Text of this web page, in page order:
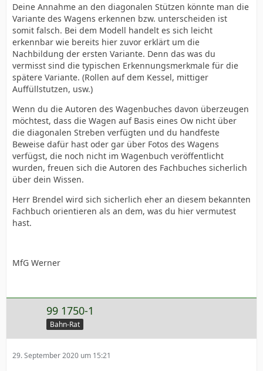
Durch die Nachbildung genau dieser Strebe kann es
sich meiner Meinung nach nur um einen Wagen der
Nachbauserie handeln, dieser müsste dann aber
andere Kessel besitzen.
Der Vergleich mit TM ist eben nicht ein Vergleich von
Äpfeln mit Birnen, denn der neu konstruierte Kessel
besitzt, abgesehen von der besseren Bedruckung,
keinen Unterschied zu dem von Technomodell. Mag
sein, dass er den korrekten Durchmesser hat und die
Form- und Gusstechnik mittlerweile detailierter ist. Aber
für einen im Jahre 2020 konstruierten Kessel gehören
das Mannloch und die Nieten einfach dazu. Es gibt
heutzutage so viele Möglichkeiten, von 3D-Druck, über
fräsen oder Ms-Feinguss, da sollte ein Kesselwagen
Zumindest in dieser Preisklasse kann man so etwas
meiner Meinung nach erwarten.
Nur damit kein falscher Eindruck entsteht - ich mag die
Modelle der Manufaktur Neustadt sehr und bin selber
stolzer Besitzer von mehreren Wagen. Aber beim
Fäkalienwagen stimmt meiner Meinung nach das Preis-
/ Leistungsverhältnis nicht.
MfG Ronny
Deine Annahme an den diagonalen Stützen könnte man die
Variante des Wagens erkennen bzw. unterscheiden ist
somit falsch. Bei dem Modell handelt es sich leicht
erkennbar wie bereits hier zuvor erklärt um die
Nachbildung der ersten Variante. Denn das was du
vermisst sind die typischen Erkennungsmerkmale für die
spätere Variante. (Rollen auf dem Kessel, mittiger
Auffüllstutzen, usw.)
Wenn du die Autoren des Wagenbuches davon überzeugen
möchtest, dass die Wagen auf Basis eines Ow nicht über
die diagonalen Streben verfügten und du handfeste
Beweise dafür hast oder gar über Fotos des Wagens
verfügst, die noch nicht im Wagenbuch veröffentlicht
wurden, freuen sich die Autoren des Fachbuches sicherlich
über dein Wissen.
Herr Brendel wird sich sicherlich eher an diesem bekannten
Fachbuch orientieren als an dem, was du hier vermutest
hast.
MfG Werner
99 1750-1
Bahn-Rat
29. September 2020 um 15:21